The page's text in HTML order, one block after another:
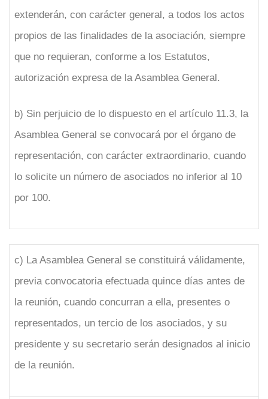
extenderán, con carácter general, a todos los actos
propios de las finalidades de la asociación, siempre
que no requieran, conforme a los Estatutos,
autorización expresa de la Asamblea General.
b) Sin perjuicio de lo dispuesto en el artículo 11.3, la
Asamblea General se convocará por el órgano de
representación, con carácter extraordinario, cuando
lo solicite un número de asociados no inferior al 10
por 100.
c) La Asamblea General se constituirá válidamente,
previa convocatoria efectuada quince días antes de
la reunión, cuando concurran a ella, presentes o
representados, un tercio de los asociados, y su
presidente y su secretario serán designados al inicio
de la reunión.